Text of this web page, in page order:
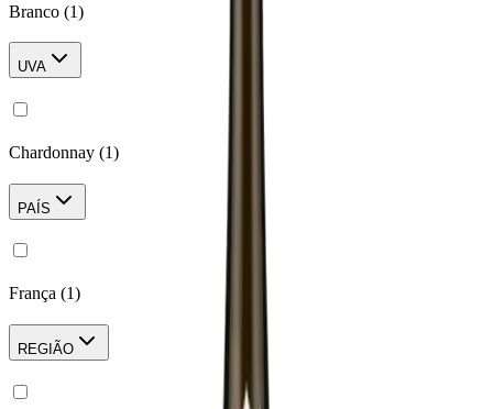
Branco (1)
UVA
Chardonnay (1)
PAÍS
França (1)
REGIÃO